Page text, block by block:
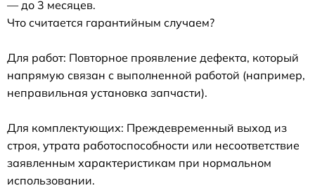
— до 3 месяцев.
Что считается гарантийным случаем?
Для работ: Повторное проявление дефекта, который
напрямую связан с выполненной работой (например,
неправильная установка запчасти).
Для комплектующих: Преждевременный выход из
строя, утрата работоспособности или несоответствие
заявленным характеристикам при нормальном
использовании.